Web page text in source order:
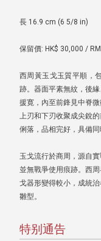
長 16.9 cm (6 5/8 in)
保留價: HK$ 30,000 /
西周黃玉戈玉質平順，
跡。器面平素無紋，後
援寛，內至前鋒見中脊
上刃和下刃收聚成尖銳
俐落，品相完好，具備
玉戈流行於商周，源自
並無戰爭使用痕跡。西
戈器形變得較小，成統
雛型。
特别通告